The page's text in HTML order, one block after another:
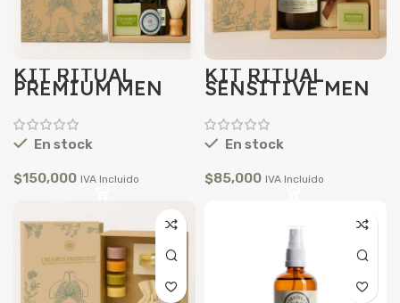
KIT RITUAL
PREMIUM MEN
En stock
$150,000 IVA Incluido
KIT RITUAL
SENSITIVE MEN
En stock
$85,000 IVA Incluido